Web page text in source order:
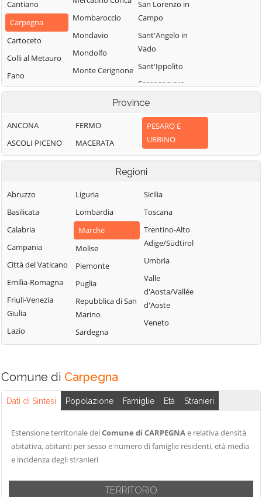
Cantiano
Carpegna
Cartoceto
Colli al Metauro
Fano
Fermignano
Fratte Rosa
Frontino
Frontone
Gradara
Mombaroccio
Mondavio
Mondolfo
Monte Cerignone
Monte Grimano
Montefelcino
Peglio
Pergola
Pesaro
San Lorenzo in
Campo
Sant'Angelo in
Vado
Sant'Ippolito
Sassocorvaro
Serra
Sant'Abbondio
Tavoleto
Tavullia
Urbania
Urbino
Vallefoglia
Province
ANCONA
ASCOLI PICENO
FERMO
MACERATA
PESARO E
URBINO
Regioni
Abruzzo
Basilicata
Calabria
Campania
Città del Vaticano
Emilia-Romagna
Friuli-Venezia
Giulia
Lazio
Liguria
Lombardia
Marche
Molise
Piemonte
Puglia
Repubblica di San
Marino
Sardegna
Sicilia
Toscana
Trentino-Alto
Adige/Südtirol
Umbria
Valle
d'Aosta/Vallée
d'Aoste
Veneto
Comune di Carpegna
Dati di Sintesi Popolazione Famiglie Età Stranieri
Estensione territoriale delComune di CARPEGNAe relativa densità
abitativa, abitanti per sesso e numero di famiglie residenti, età media
e incidenza degli stranieri
TERRITORIO